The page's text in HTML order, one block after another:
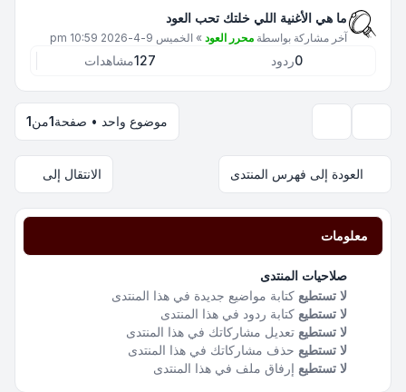
ما هي الأغنية اللي خلتك تحب العود
آخر مشاركة بواسطة محرر العود » الخميس 9-4-2026 10:59 pm
0ردود 127مشاهدات
موضوع واحد • صفحة1من1
العودة إلى فهرس المنتدى الانتقال إلى
معلومات
صلاحيات المنتدى
لا تستطيع كتابة مواضيع جديدة في هذا المنتدى
لا تستطيع كتابة ردود في هذا المنتدى
لا تستطيع تعديل مشاركاتك في هذا المنتدى
لا تستطيع حذف مشاركاتك في هذا المنتدى
لا تستطيع إرفاق ملف في هذا المنتدى